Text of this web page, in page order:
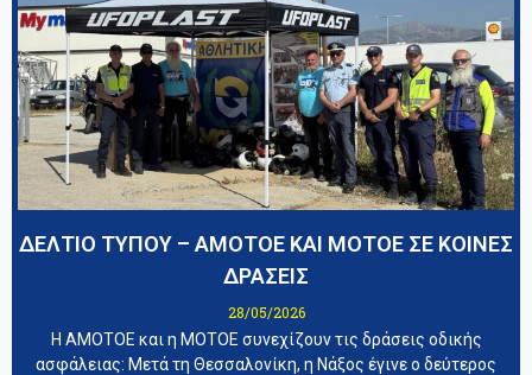
ΔΕΛΤΙΟ ΤΥΠΟΥ – ΑΜΟΤΟΕ ΚΑΙ ΜΟΤΟΕ ΣΕ ΚΟΙΝΕΣ
ΔΡΑΣΕΙΣ
28/05/2026
Η ΑΜΟΤΟΕ και η ΜΟΤΟΕ συνεχίζουν τις δράσεις οδικής
ασφάλειας: Μετά τη Θεσσαλονίκη, η Νάξος έγινε ο δεύτερος